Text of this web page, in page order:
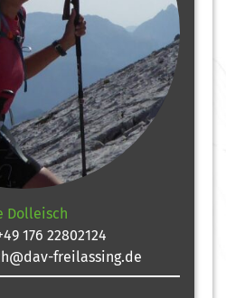
Dolleisch
176 22802124
freilassing.de